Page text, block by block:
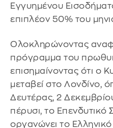
Εγγυημένου
επιπλέον 50% του
Ολοκληρώνοντας
πρόγραμμα του
επισημαίνοντας ότι ο
μεταβεί στο Λονδίνο,
Δευτέρας, 2
πέρυσι, το Επενδυτικό
οργανώνει το